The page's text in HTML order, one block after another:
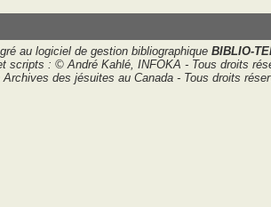
au logiciel de gestion bibliographique BIBLIO-
scripts : © André Kahlé, INFOKA - Tous droits
des jésuites au Canada - Tous droits